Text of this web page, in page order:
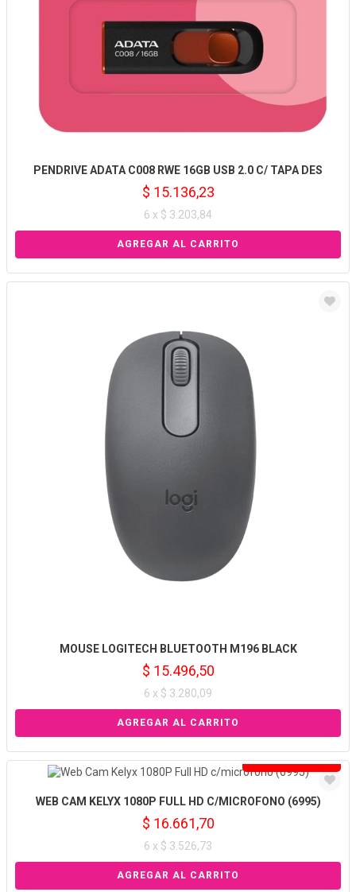
PENDRIVE ADATA C008 RWE 16GB USB 2.0 C/ TAPA DES
$ 15.136,23
6 x $ 3.203,84
MOUSE LOGITECH BLUETOOTH M196 BLACK
$ 15.496,50
6 x $ 3.280,09
Solo venta online
WEB CAM KELYX 1080P FULL HD C/MICROFONO (6995)
$ 16.661,70
6 x $ 3.526,73